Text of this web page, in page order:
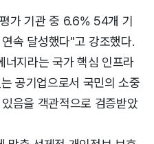
가 기관 중 6.6% 54개 기
속 달성했다"고 강조했다.
너지라는 국가 핵심 인프라
공기업으로서 국민의 소중
음을 객관적으로 검증받았